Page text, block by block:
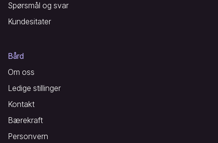
Spørsmål og svar
Kundesitater
Bård
Om oss
Ledige stillinger
Kontakt
Bærekraft
Personvern